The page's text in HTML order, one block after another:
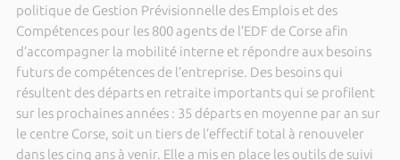
politique de Gestion Prévisionnelle des Emplois et des
Compétences pour les 800 agents de l’EDF de Corse afin
d’accompagner la mobilité interne et répondre aux besoins
futurs de compétences de l’entreprise. Des besoins qui
résultent des départs en retraite importants qui se profilent
sur les prochaines années : 35 départs en moyenne par an sur
le centre Corse, soit un tiers de l’effectif total à renouveler
dans les cinq ans à venir. Elle a mis en place les outils de suivi